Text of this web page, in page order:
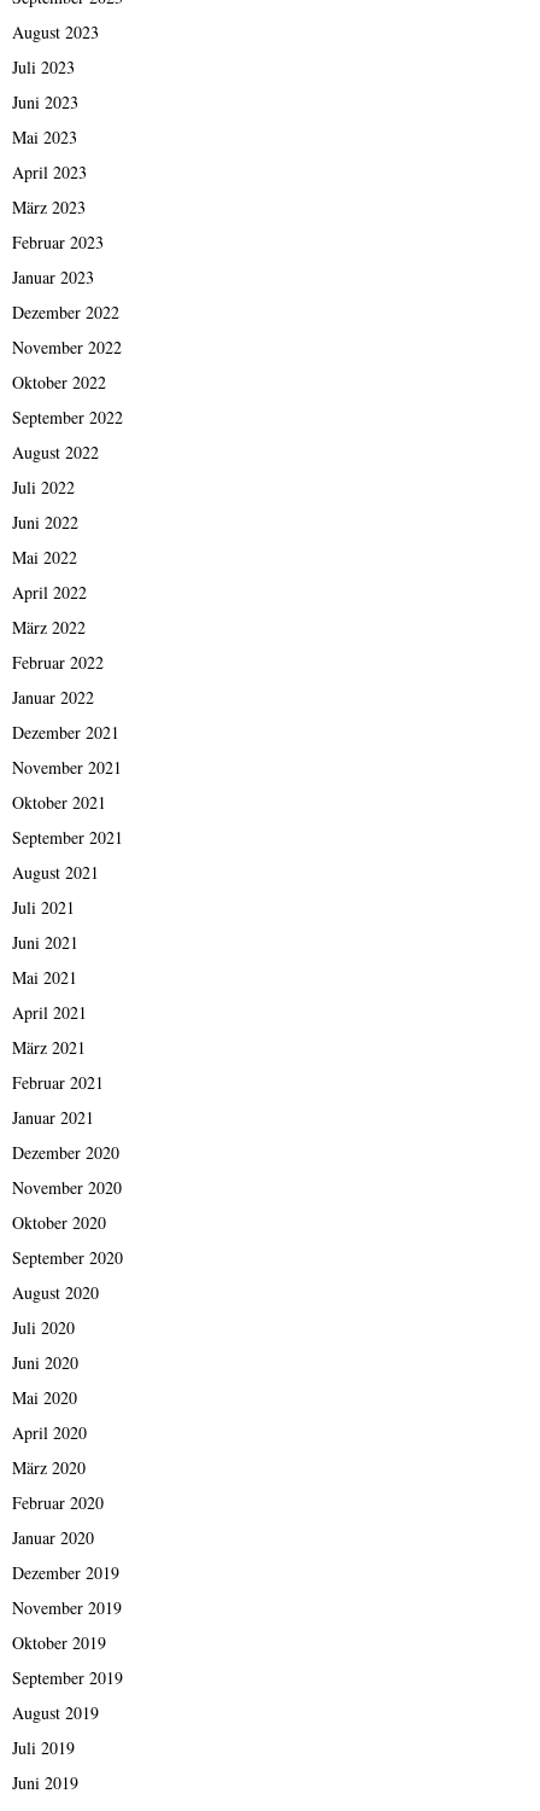
August 2023
Juli 2023
Juni 2023
Mai 2023
April 2023
März 2023
Februar 2023
Januar 2023
Dezember 2022
November 2022
Oktober 2022
September 2022
August 2022
Juli 2022
Juni 2022
Mai 2022
April 2022
März 2022
Februar 2022
Januar 2022
Dezember 2021
November 2021
Oktober 2021
September 2021
August 2021
Juli 2021
Juni 2021
Mai 2021
April 2021
März 2021
Februar 2021
Januar 2021
Dezember 2020
November 2020
Oktober 2020
September 2020
August 2020
Juli 2020
Juni 2020
Mai 2020
April 2020
März 2020
Februar 2020
Januar 2020
Dezember 2019
November 2019
Oktober 2019
September 2019
August 2019
Juli 2019
Juni 2019